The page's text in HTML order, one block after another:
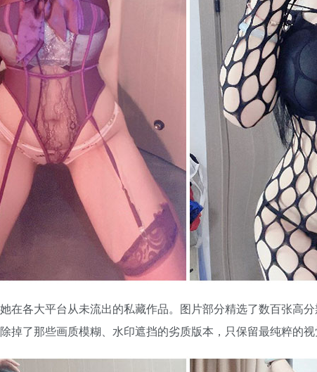
在各大平台从未流出的私藏作品。图片部分精选了数百张高
掉了那些画质模糊、水印遮挡的劣质版本，只保留最纯粹的视